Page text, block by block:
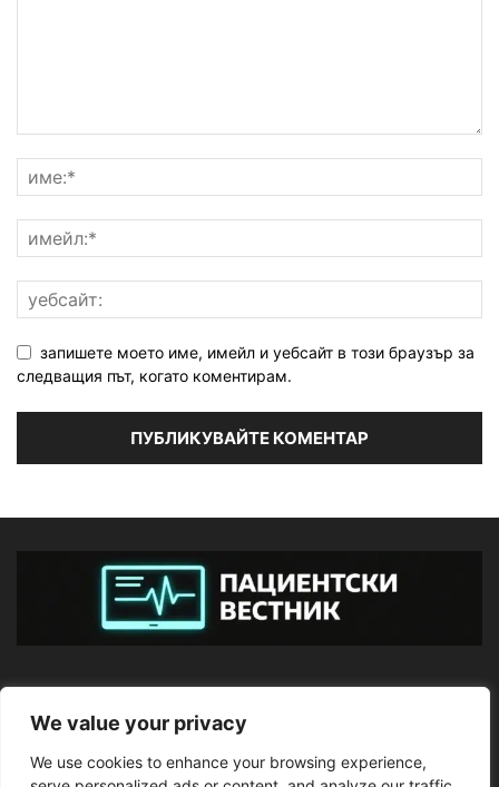
We value your privacy
We use cookies to enhance your browsing experience,
запишете моето име, имейл и уебсайт в този браузър за
следващия път, когато коментирам.
ПОСЛЕДВАЙТЕ НИ